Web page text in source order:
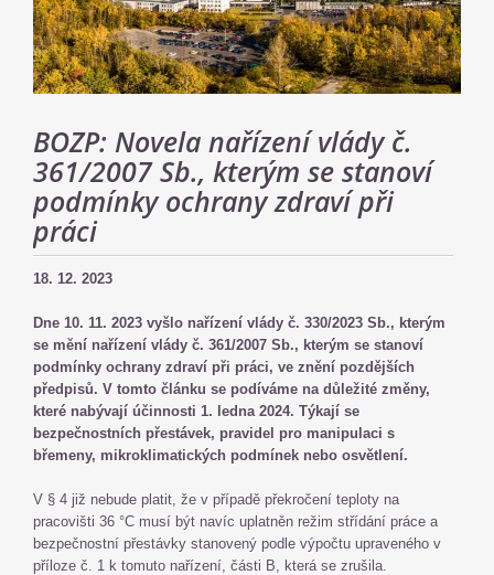
BOZP: Novela nařízení vlády č.
361/2007 Sb., kterým se stanoví
podmínky ochrany zdraví při
práci
18. 12. 2023
Dne 10. 11. 2023 vyšlo nařízení vlády č. 330/2023 Sb., kterým
se mění nařízení vlády č. 361/2007 Sb., kterým se stanoví
podmínky ochrany zdraví při práci, ve znění pozdějších
předpisů. V tomto článku se podíváme na důležité změny,
které nabývají účinnosti 1. ledna 2024. Týkají se
bezpečnostních přestávek, pravidel pro manipulaci s
břemeny, mikroklimatických podmínek nebo osvětlení.
V § 4 již nebude platit, že v případě překročení teploty na
pracovišti 36 °C musí být navíc uplatněn režim střídání práce a
bezpečnostní přestávky stanovený podle výpočtu upraveného v
příloze č. 1 k tomuto nařízení, části B, která se zrušila.